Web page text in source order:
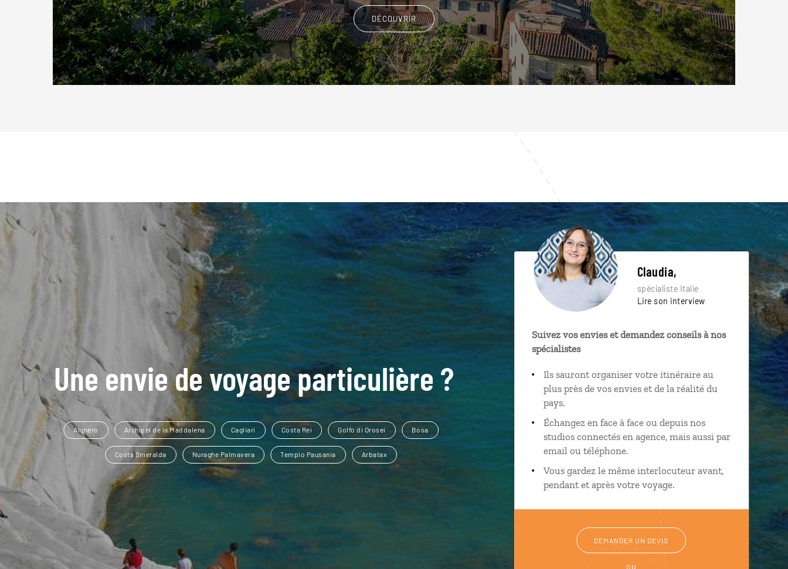
DÉCOUVRIR
Une envie de voyage particulière ?
Alghero Archipel de la Maddalena Cagliari Costa Rei Golfo di Orosei Bosa
Costa Smeralda Nuraghe Palmavera Tempio Pausania Arbatax
Claudia,
spécialiste Italie
Lire son interview
Suivez vos envies et demandez conseils à nos
spécialistes
Ils sauront organiser votre itinéraire au
plus près de vos envies et de la réalité du
pays.
Échangez en face à face ou depuis nos
studios connectés en agence, mais aussi par
email ou téléphone.
Vous gardez le même interlocuteur avant,
pendant et après votre voyage.
DEMANDER UN DEVIS
ou